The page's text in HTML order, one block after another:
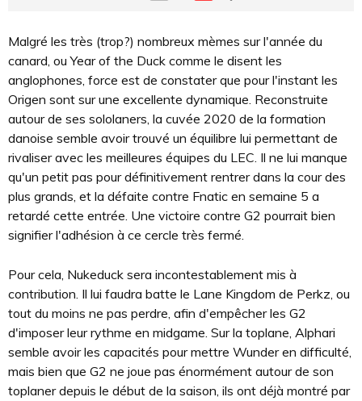
Malgré les très (trop?) nombreux mèmes sur l'année du
canard, ou Year of the Duck comme le disent les
anglophones, force est de constater que pour l'instant les
Origen sont sur une excellente dynamique. Reconstruite
autour de ses sololaners, la cuvée 2020 de la formation
danoise semble avoir trouvé un équilibre lui permettant de
rivaliser avec les meilleures équipes du LEC. Il ne lui manque
qu'un petit pas pour définitivement rentrer dans la cour des
plus grands, et la défaite contre Fnatic en semaine 5 a
retardé cette entrée. Une victoire contre G2 pourrait bien
signifier l'adhésion à ce cercle très fermé.
Pour cela, Nukeduck sera incontestablement mis à
contribution. Il lui faudra batte le Lane Kingdom de Perkz, ou
tout du moins ne pas perdre, afin d'empêcher les G2
d'imposer leur rythme en midgame. Sur la toplane, Alphari
semble avoir les capacités pour mettre Wunder en difficulté,
mais bien que G2 ne joue pas énormément autour de son
toplaner depuis le début de la saison, ils ont déjà montré par